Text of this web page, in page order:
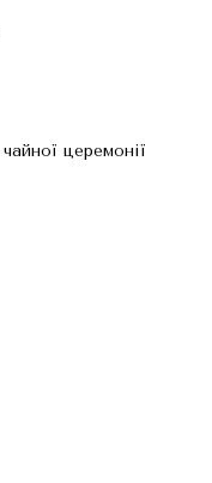
церемонії